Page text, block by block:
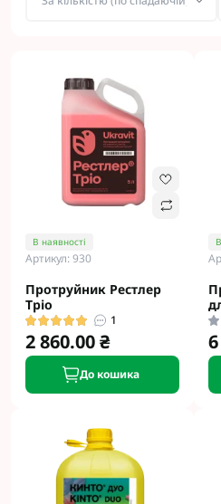
В наявності
Артикул: 930
Протруйник Рестлер
Тріо
1
2 860.00 ₴
До кошика